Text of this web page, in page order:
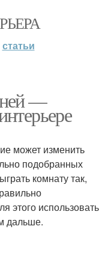
статьи
—
может изменить
подобранных
комнату так,
этого использовать
дальше.